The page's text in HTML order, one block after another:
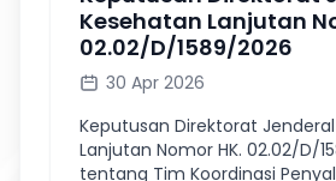
Kesehatan Lanjutan
02.02/D/1589/2026
30 Apr 2026
Keputusan Direktorat
Lanjutan Nomor HK. 02.02/D/
tentang Tim Koordinasi